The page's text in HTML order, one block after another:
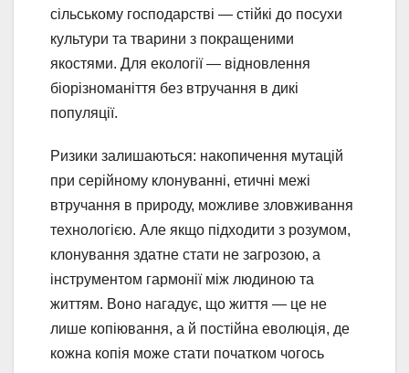
сільському господарстві — стійкі до посухи
культури та тварини з покращеними
якостями. Для екології — відновлення
біорізноманіття без втручання в дикі
популяції.
Ризики залишаються: накопичення мутацій
при серійному клонуванні, етичні межі
втручання в природу, можливе зловживання
технологією. Але якщо підходити з розумом,
клонування здатне стати не загрозою, а
інструментом гармонії між людиною та
життям. Воно нагадує, що життя — це не
лише копіювання, а й постійна еволюція, де
кожна копія може стати початком чогось